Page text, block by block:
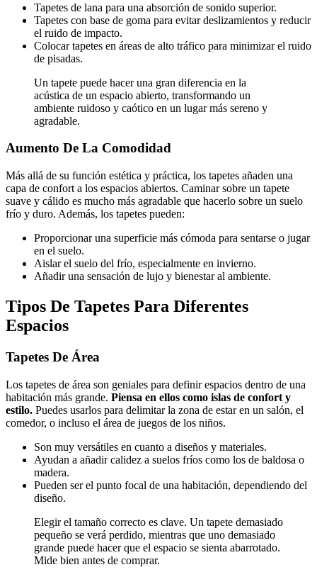
Tapetes de lana para una absorción de sonido superior.
Tapetes con base de goma para evitar deslizamientos y reducir
el ruido de impacto.
Colocar tapetes en áreas de alto tráfico para minimizar el ruido
de pisadas.
Un tapete puede hacer una gran diferencia en la
acústica de un espacio abierto, transformando un
ambiente ruidoso y caótico en un lugar más sereno y
agradable.
Aumento De La Comodidad
Más allá de su función estética y práctica, los tapetes añaden una
capa de confort a los espacios abiertos. Caminar sobre un tapete
suave y cálido es mucho más agradable que hacerlo sobre un suelo
frío y duro. Además, los tapetes pueden:
Proporcionar una superficie más cómoda para sentarse o jugar
en el suelo.
Aislar el suelo del frío, especialmente en invierno.
Añadir una sensación de lujo y bienestar al ambiente.
Tipos De Tapetes Para Diferentes
Espacios
Tapetes De Área
Los tapetes de área son geniales para definir espacios dentro de una
habitación más grande. Piensa en ellos como islas de confort y
estilo. Puedes usarlos para delimitar la zona de estar en un salón, el
comedor, o incluso el área de juegos de los niños.
Son muy versátiles en cuanto a diseños y materiales.
Ayudan a añadir calidez a suelos fríos como los de baldosa o
madera.
Pueden ser el punto focal de una habitación, dependiendo del
diseño.
Elegir el tamaño correcto es clave. Un tapete demasiado
pequeño se verá perdido, mientras que uno demasiado
grande puede hacer que el espacio se sienta abarrotado.
Mide bien antes de comprar.